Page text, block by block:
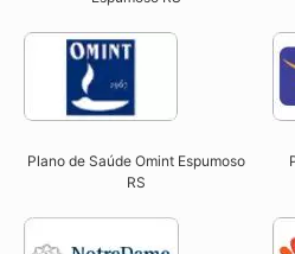
Plano de Saúde Omint Espumoso
RS​